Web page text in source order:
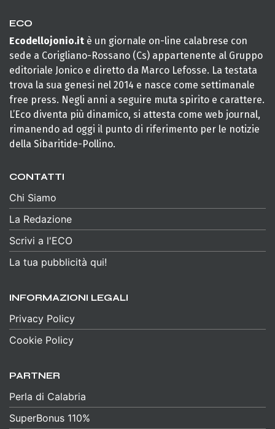
ECO
Ecodellojonio.it è un giornale on-line calabrese con
sede a Corigliano-Rossano (Cs) appartenente al Gruppo
editoriale Jonico e diretto da Marco Lefosse. La testata
trova la sua genesi nel 2014 e nasce come settimanale
free press. Negli anni a seguire muta spirito e carattere.
L’Eco diventa più dinamico, si attesta come web journal,
rimanendo ad oggi il punto di riferimento per le notizie
della Sibaritide-Pollino.
CONTATTI
Chi Siamo
La Redazione
Scrivi a l'ECO
La tua pubblicità qui!
INFORMAZIONI LEGALI
Privacy Policy
Cookie Policy
PARTNER
Perla di Calabria
SuperBonus 110%